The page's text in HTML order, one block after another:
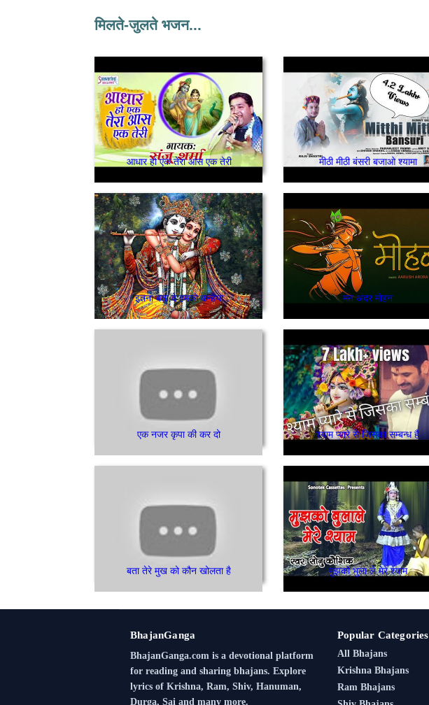
मिलते-जुलते भजन...
आधार हो एक तेरा आस एक तेरी मीठी मीठी बंसरी बजाओ श्यामा
इतना बता दे हमको कन्हैया मन अंदर मोहन
एक नजर कृपा की कर दो श्याम प्यारे से जिसका सम्बन्ध है
बता तेरे मुख को कौन खोलता है मुझको भुला ले मेरे श्याम
BhajanGanga
BhajanGanga.com is a devotional platform
for reading and sharing bhajans. Explore
lyrics of Krishna, Ram, Shiv, Hanuman,
Durga, Sai and many more.
Popular Categories
All Bhajans
Krishna Bhajans
Ram Bhajans